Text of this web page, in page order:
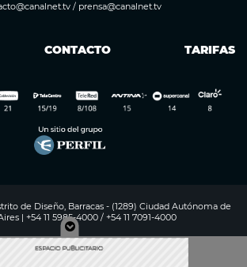
/ prensa@canalnet.tv
CONTACTO TARIFAS
de Diseño, Barracas - (1289) Ciudad Autónoma de
| +54 11 5985-4000 / +54 11 7091-4000
Digitalproserver